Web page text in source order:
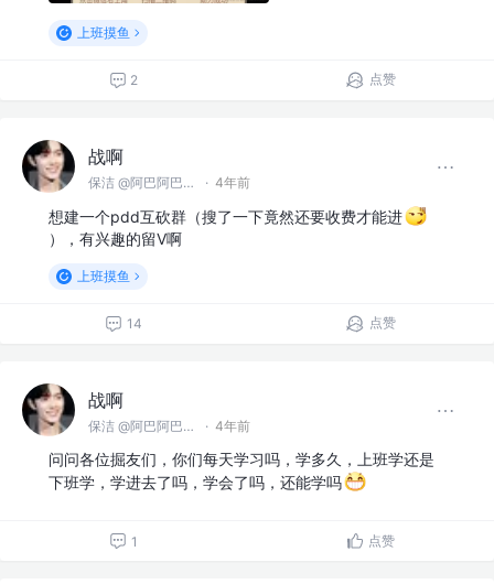
上班摸鱼
2 点赞
战啊
保洁 @阿巴阿巴没科技公司 · 4年前
想建一个pdd互砍群（搜了一下竟然还要收费才能进
），有兴趣的留V啊
上班摸鱼
14 点赞
战啊
保洁 @阿巴阿巴没科技公司 · 4年前
问问各位掘友们，你们每天学习吗，学多久，上班学还是
下班学，学进去了吗，学会了吗，还能学吗
1 点赞